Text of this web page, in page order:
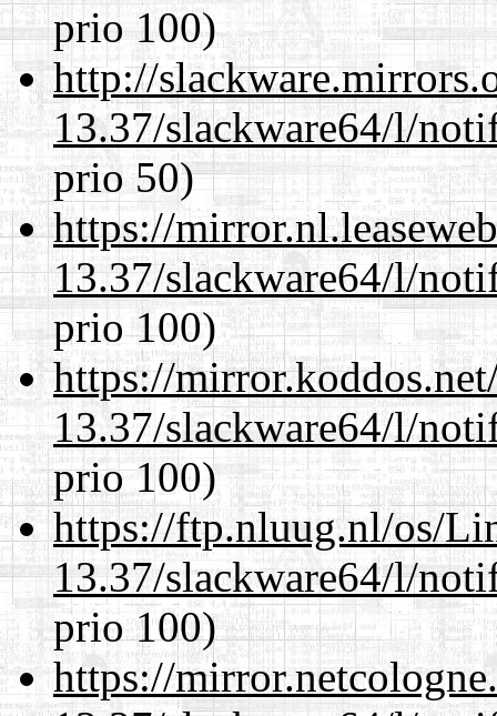
prio 100)
http://
13.37/slackware64/l/
prio 50)
https://
13.37/slackware64/l/
prio 100)
https://
13.37/slackware64/l/
prio 100)
https://ftp.nluug.nl/os/
13.37/slackware64/l/
prio 100)
https://